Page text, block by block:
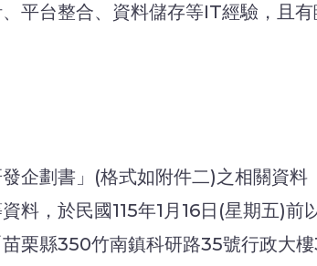
平台整合、資料儲存等IT經驗，且有
企劃書」(格式如附件二)之相關資
料，於民國115年1月16日(星期五)
栗縣350竹南鎮科研路35號行政大